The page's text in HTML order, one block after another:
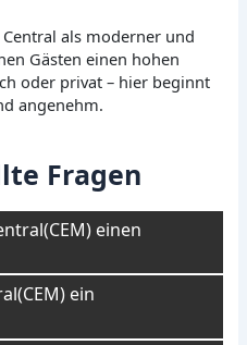
als moderner und
Gästen einen hohen
oder privat – hier beginnt
angenehm.
Fragen
einen
ein